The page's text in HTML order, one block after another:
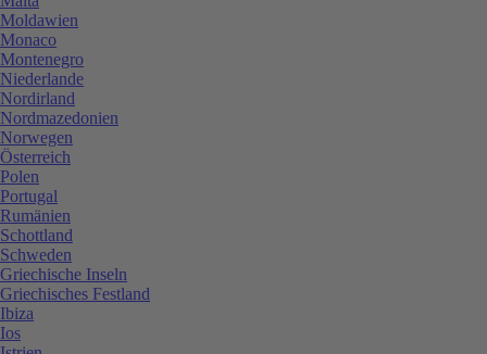
Moldawien
Monaco
Montenegro
Niederlande
Nordirland
Nordmazedonien
Norwegen
Österreich
Polen
Portugal
Rumänien
Schottland
Schweden
Griechische Inseln
Griechisches Festland
Ibiza
Ios